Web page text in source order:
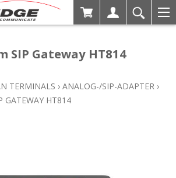
SIP Gateway HT814
TERMINALS › ANALOG-/SIP-ADAPTER ›
GATEWAY HT814